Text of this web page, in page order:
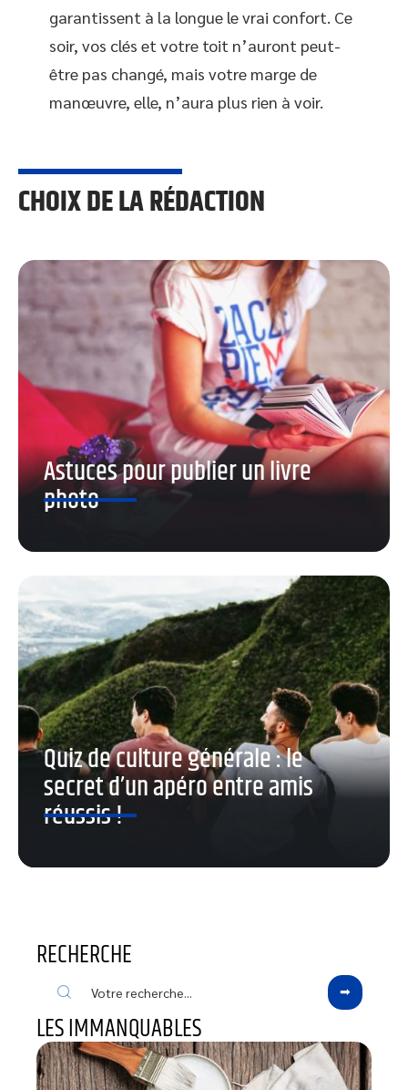
garantissent à la longue le vrai confort. Ce
soir, vos clés et votre toit n’auront peut-
être pas changé, mais votre marge de
manœuvre, elle, n’aura plus rien à voir.
CHOIX DE LA RÉDACTION
Astuces pour publier un livre
photo
Quiz de culture générale : le
secret d’un apéro entre amis
réussis !
RECHERCHE
LES IMMANQUABLES